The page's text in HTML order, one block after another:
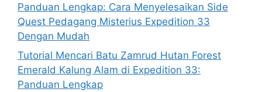
Panduan Lengkap: Cara Menyelesaikan Side
Quest Pedagang Misterius Expedition 33
Dengan Mudah
Tutorial Mencari Batu Zamrud Hutan Forest
Emerald Kalung Alam di Expedition 33:
Panduan Lengkap